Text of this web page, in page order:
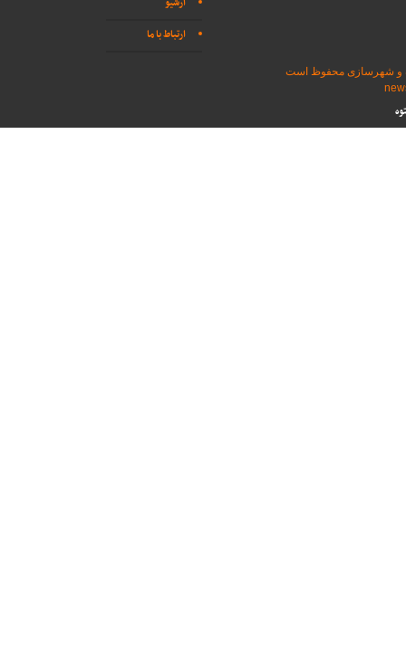
ارتباط با ما
و شهرسازی محفوظ است